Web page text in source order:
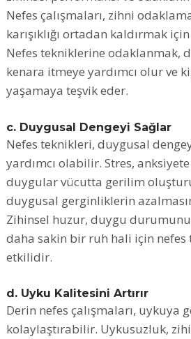
Nefes çalışmaları, zihni
karışıklığı ortadan kaldırmak
Nefes tekniklerine odaklanmak,
kenara itmeye yardımcı olur ve
yaşamaya teşvik eder.
c. Duygusal Dengeyi Sağlar
Nefes teknikleri, duygusal
yardımcı olabilir. Stres,
duygular vücutta gerilim
duygusal gerginliklerin
Zihinsel huzur, duygu
daha sakin bir ruh hali için
etkilidir.
d. Uyku Kalitesini Artırır
Derin nefes çalışmaları, uykuya
kolaylaştırabilir. Uykusuzluk,